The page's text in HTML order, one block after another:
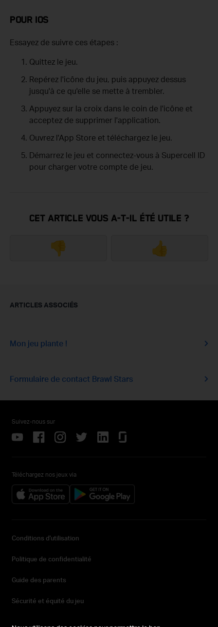
POUR IOS
Essayez de suivre ces étapes :
Quittez le jeu.
Repérez l'icône du jeu, puis appuyez dessus
jusqu'à ce qu'elle se mette à trembler.
Appuyez sur la croix dans le coin de l'icône et
acceptez de supprimer l'application.
Ouvrez l'App Store et téléchargez le jeu.
Démarrez le jeu et connectez-vous à Supercell ID
pour charger votre compte de jeu.
CET ARTICLE VOUS A-T-IL ÉTÉ UTILE ?
👎 👍
ARTICLES ASSOCIÉS
Mon jeu plante !
Formulaire de contact Brawl Stars
Suivez-nous sur
Téléchargez nos jeux via
Conditions d'utilisation
Politique de confidentialité
Guide des parents
Sécurité et équité du jeu